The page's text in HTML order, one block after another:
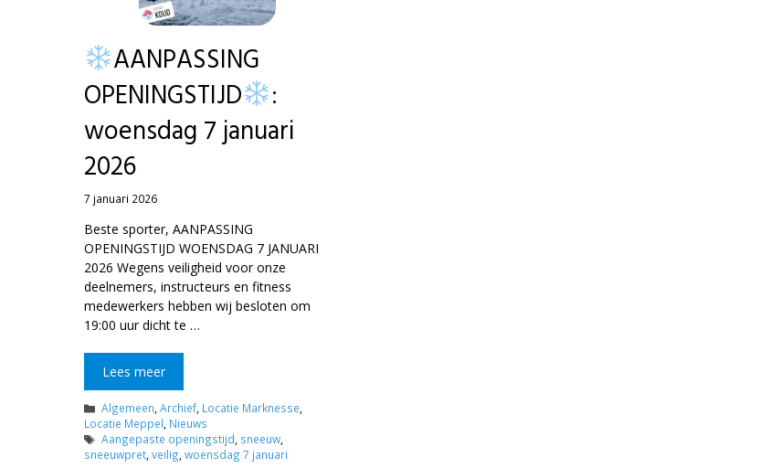
CivitaS Meppel – Gezondheidscentrum
Wellnessfaciliteiten Meppel
Lesrooster Meppel
AANPASSING
OPENINGSTIJD
:
woensdag 7 januari
2026
7 januari 2026
Beste sporter, AANPASSING
OPENINGSTIJD WOENSDAG 7 JANUARI
2026 Wegens veiligheid voor onze
deelnemers, instructeurs en fitness
medewerkers hebben wij besloten om
19:00 uur dicht te …
Lees meer
Categorieën
Algemeen,Archief, Locatie Marknesse,
Locatie Meppel, Nieuws
Tags
Aangepaste openingstijd, sneeuw,
sneeuwpret, veilig, woensdag 7 januari